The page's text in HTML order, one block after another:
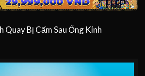
Quay Bị Cấm Sau Ống Kính